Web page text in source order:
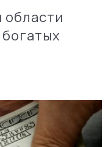
области